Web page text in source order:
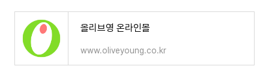
올리브영 온라인몰
www.oliveyoung.co.kr